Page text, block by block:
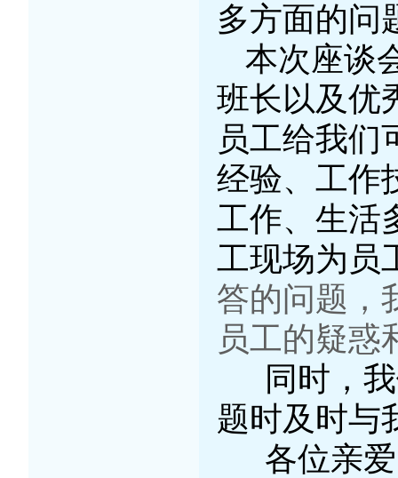
多方面的问
本次座谈
班长以及优
员工给我们
经验、工作
工作、生活
工现场为员
答的问题，
员工的疑惑
同时，我
题时及时与
各位亲